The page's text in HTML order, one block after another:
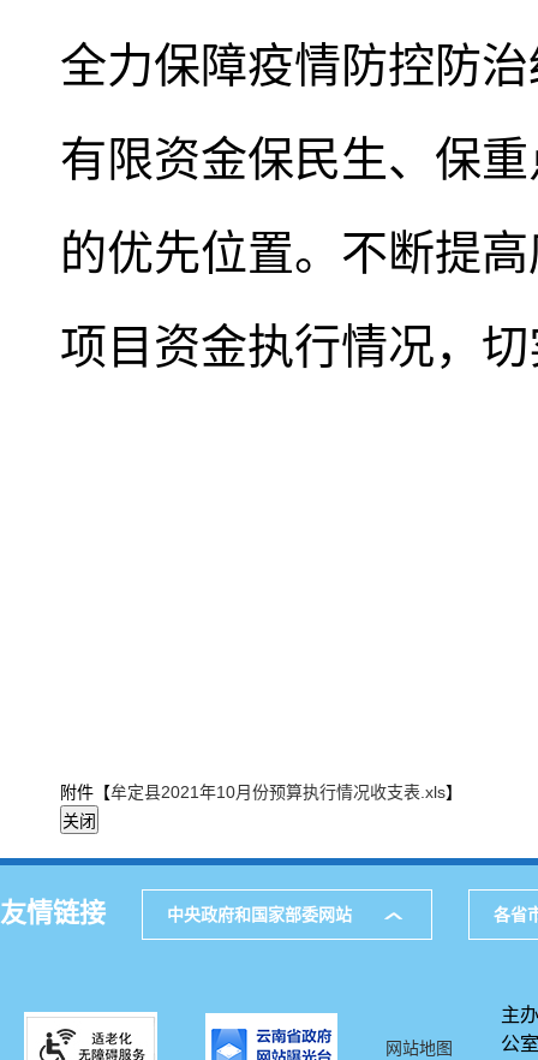
全力保障疫情防控防
有限资金保民生、保
的优先位置。不断提
项目资金执行情况，
附件【牟定县2021年10月份预算执行情况收支表.xls】
友情链接 中央政府和国家部委网站 各省
网站地图
主
公室